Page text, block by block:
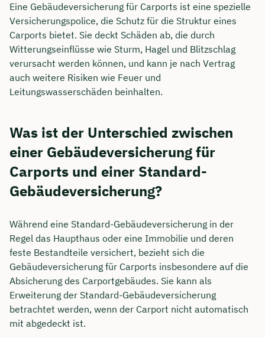
Eine Gebäudeversicherung für Carports ist eine spezielle
Versicherungspolice, die Schutz für die Struktur eines
Carports bietet. Sie deckt Schäden ab, die durch
Witterungseinflüsse wie Sturm, Hagel und Blitzschlag
verursacht werden können, und kann je nach Vertrag
auch weitere Risiken wie Feuer und
Leitungswasserschäden beinhalten.
Was ist der Unterschied zwischen
einer Gebäudeversicherung für
Carports und einer Standard-
Gebäudeversicherung?
Während eine Standard-Gebäudeversicherung in der
Regel das Haupthaus oder eine Immobilie und deren
feste Bestandteile versichert, bezieht sich die
Gebäudeversicherung für Carports insbesondere auf die
Absicherung des Carportgebäudes. Sie kann als
Erweiterung der Standard-Gebäudeversicherung
betrachtet werden, wenn der Carport nicht automatisch
mit abgedeckt ist.